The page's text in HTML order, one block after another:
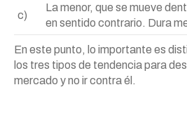
c)
La menor, que se mueve
en sentido contrario. Dura
En este punto, lo importante es
los tres tipos de tendencia para
mercado y no ir contra él.